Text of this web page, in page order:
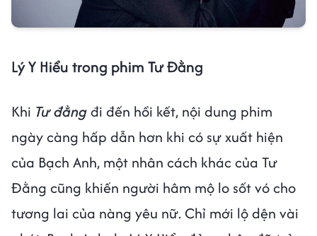
Lý Y Hiểu trong phim Tư Đằng
Khi Tư đằngđi đến hồi kết, nội dung phim
ngày càng hấp dẫn hơn khi có sự xuất hiện
của Bạch Anh, một nhân cách khác của Tư
Đằng cũng khiến người hâm mộ lo sốt vó cho
tương lai của nàng yêu nữ. Chỉ mới lộ dện vài